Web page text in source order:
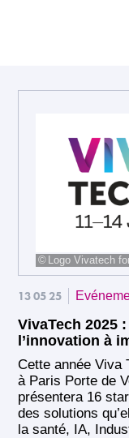
Logo Vivatech
13 05 25
VivaTech 2025
l’innovation à
Cette année Viva
à Paris Porte de
présentera 16
des solutions
la santé, IA,